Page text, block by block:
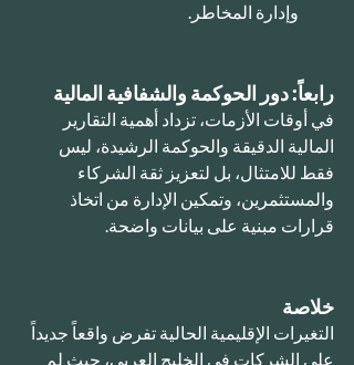
وإدارة المخاطر.
رابعاً: دور الحوكمة والشفافية المالية
في أوقات الأزمات، تزداد أهمية التقارير
المالية الدقيقة والحوكمة الرشيدة، ليس
فقط للامتثال، بل لتعزيز ثقة الشركاء
والمستثمرين، وتمكين الإدارة من اتخاذ
قرارات مبنية على بيانات واضحة.
خلاصة
التغيرات الإقليمية الحالية تفرض واقعاً جديداً
على الشركات في الخليج العربي، حيث لم